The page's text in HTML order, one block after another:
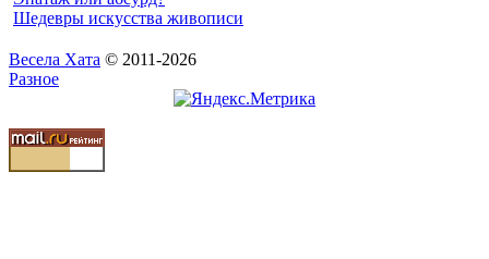
Шедевры искусства живописи
Весела Хата © 2011-2026
Разное